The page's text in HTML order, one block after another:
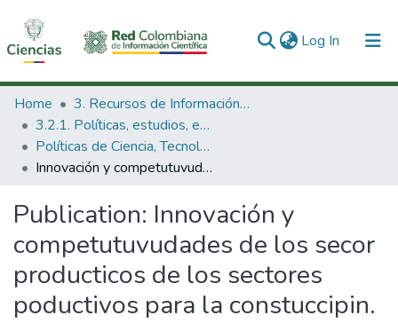
Log In (current)
Communities & Collections
All of DSpace
Statistics
Home
3. Recursos de Información Científica y Tecnológica
3.2.1. Políticas, estudios, evaluaciones e indicadores de CTeI
Políticas de Ciencia, Tecnología e Innovación
Innovación y competutuvudades de los secor producticos de los sectores poductivos para la constuccipin.
Publication: Innovación y
competutuvudades de los secor
producticos de los sectores
poductivos para la constuccipin.